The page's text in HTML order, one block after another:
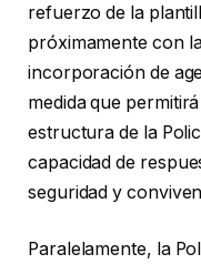
refuerzo de la
próximamente con
incorporación de
medida que
estructura de la
capacidad de
seguridad y
Paralelamente, la